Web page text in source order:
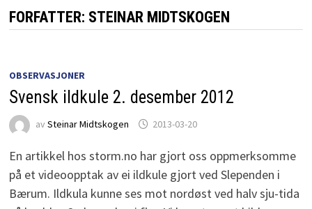
FORFATTER: STEINAR MIDTSKOGEN
OBSERVASJONER
Svensk ildkule 2. desember 2012
av Steinar Midtskogen 2013-03-20
En artikkel hos storm.no har gjort oss oppmerksomme
på et videoopptak av ei ildkule gjort ved Slependen i
Bærum. Ildkula kunne ses mot nordøst ved halv sju-tida